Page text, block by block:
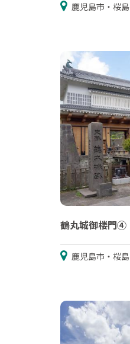
鹿児島市・桜島
鶴丸城御楼門④
鹿児島市・桜島